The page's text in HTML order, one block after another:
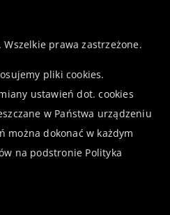
prawa zastrzeżone.
pliki cookies.
ustawień dot. cookies
w Państwa urządzeniu
można dokonać w każdym
na podstronie Polityka